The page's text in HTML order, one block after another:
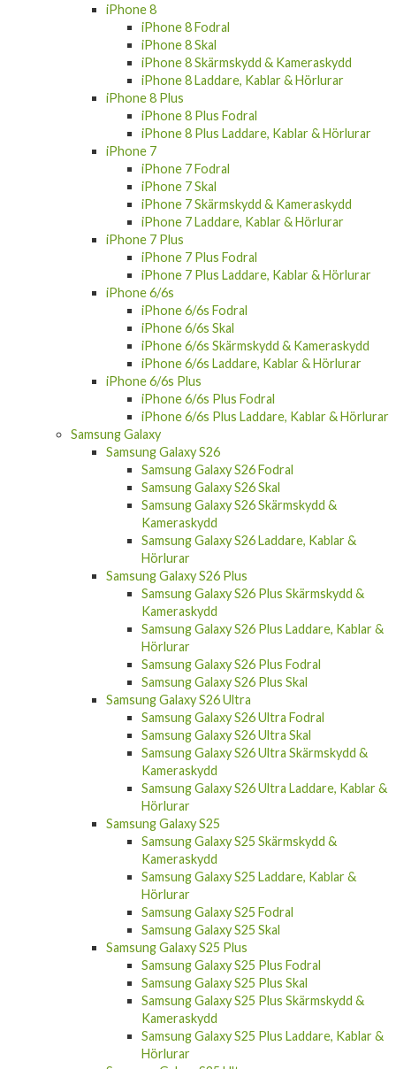
iPhone X Fodral
iPhone X Skal
iPhone X Skärmskydd & Kameraskydd
iPhone X Laddare, Kablar & Hörlurar
iPhone 8
iPhone 8 Fodral
iPhone 8 Skal
iPhone 8 Skärmskydd & Kameraskydd
iPhone 8 Laddare, Kablar & Hörlurar
iPhone 8 Plus
iPhone 8 Plus Fodral
iPhone 8 Plus Laddare, Kablar & Hörlurar
iPhone 7
iPhone 7 Fodral
iPhone 7 Skal
iPhone 7 Skärmskydd & Kameraskydd
iPhone 7 Laddare, Kablar & Hörlurar
iPhone 7 Plus
iPhone 7 Plus Fodral
iPhone 7 Plus Laddare, Kablar & Hörlurar
iPhone 6/6s
iPhone 6/6s Fodral
iPhone 6/6s Skal
iPhone 6/6s Skärmskydd & Kameraskydd
iPhone 6/6s Laddare, Kablar & Hörlurar
iPhone 6/6s Plus
iPhone 6/6s Plus Fodral
iPhone 6/6s Plus Laddare, Kablar & Hörlurar
Samsung Galaxy
Samsung Galaxy S26
Samsung Galaxy S26 Fodral
Samsung Galaxy S26 Skal
Samsung Galaxy S26 Skärmskydd &
Kameraskydd
Samsung Galaxy S26 Laddare, Kablar &
Hörlurar
Samsung Galaxy S26 Plus
Samsung Galaxy S26 Plus Skärmskydd &
Kameraskydd
Samsung Galaxy S26 Plus Laddare, Kablar &
Hörlurar
Samsung Galaxy S26 Plus Fodral
Samsung Galaxy S26 Plus Skal
Samsung Galaxy S26 Ultra
Samsung Galaxy S26 Ultra Fodral
Samsung Galaxy S26 Ultra Skal
Samsung Galaxy S26 Ultra Skärmskydd &
Kameraskydd
Samsung Galaxy S26 Ultra Laddare, Kablar &
Hörlurar
Samsung Galaxy S25
Samsung Galaxy S25 Skärmskydd &
Kameraskydd
Samsung Galaxy S25 Laddare, Kablar &
Hörlurar
Samsung Galaxy S25 Fodral
Samsung Galaxy S25 Skal
Samsung Galaxy S25 Plus
Samsung Galaxy S25 Plus Fodral
Samsung Galaxy S25 Plus Skal